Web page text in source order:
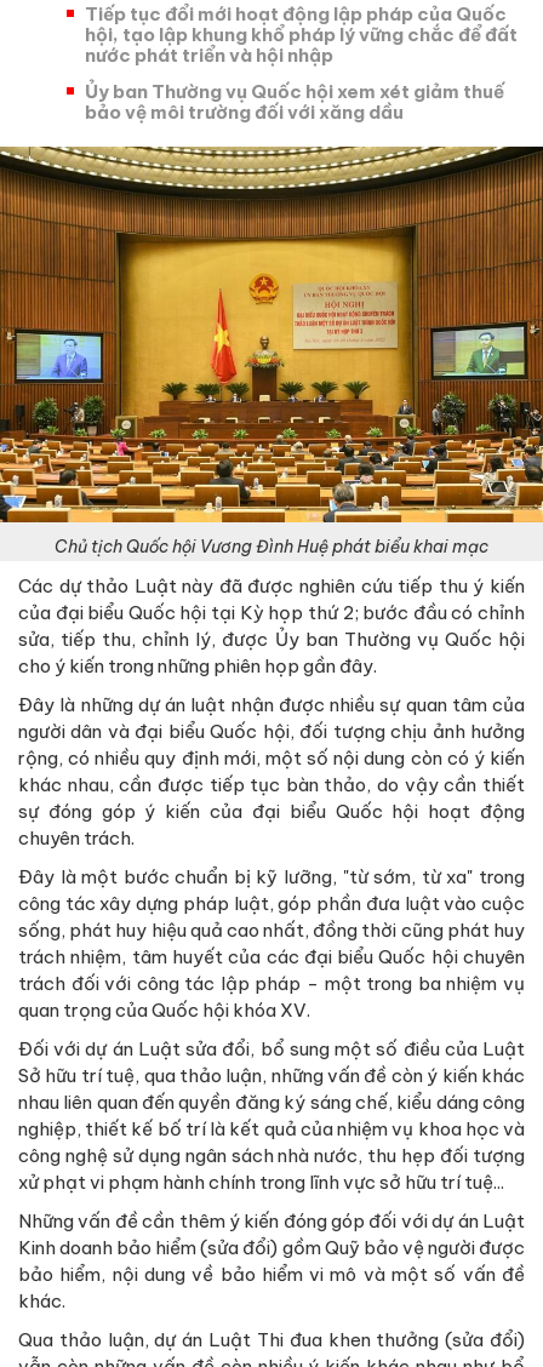
Tiếp tục đổi mới hoạt động lập pháp của Quốc
hội, tạo lập khung khổ pháp lý vững chắc để đất
nước phát triển và hội nhập
Ủy ban Thường vụ Quốc hội xem xét giảm thuế
bảo vệ môi trường đối với xăng dầu
Chủ tịch Quốc hội Vương Đình Huệ phát biểu khai mạc
Các dự thảo Luật này đã được nghiên cứu tiếp thu ý kiến
của đại biểu Quốc hội tại Kỳ họp thứ 2; bước đầu có chỉnh
sửa, tiếp thu, chỉnh lý, được Ủy ban Thường vụ Quốc hội
cho ý kiến trong những phiên họp gần đây.
Đây là những dự án luật nhận được nhiều sự quan tâm của
người dân và đại biểu Quốc hội, đối tượng chịu ảnh hưởng
rộng, có nhiều quy định mới, một số nội dung còn có ý kiến
khác nhau, cần được tiếp tục bàn thảo, do vậy cần thiết
sự đóng góp ý kiến của đại biểu Quốc hội hoạt động
chuyên trách.
Đây là một bước chuẩn bị kỹ lưỡng, "từ sớm, từ xa" trong
công tác xây dựng pháp luật, góp phần đưa luật vào cuộc
sống, phát huy hiệu quả cao nhất, đồng thời cũng phát huy
trách nhiệm, tâm huyết của các đại biểu Quốc hội chuyên
trách đối với công tác lập pháp - một trong ba nhiệm vụ
quan trọng của Quốc hội khóa XV.
Đối với dự án Luật sửa đổi, bổ sung một số điều của Luật
Sở hữu trí tuệ, qua thảo luận, những vấn đề còn ý kiến khác
nhau liên quan đến quyền đăng ký sáng chế, kiểu dáng công
nghiệp, thiết kế bố trí là kết quả của nhiệm vụ khoa học và
công nghệ sử dụng ngân sách nhà nước, thu hẹp đối tượng
xử phạt vi phạm hành chính trong lĩnh vực sở hữu trí tuệ...
Những vấn đề cần thêm ý kiến đóng góp đối với dự án Luật
Kinh doanh bảo hiểm (sửa đổi) gồm Quỹ bảo vệ người được
bảo hiểm, nội dung về bảo hiểm vi mô và một số vấn đề
khác.
Qua thảo luận, dự án Luật Thi đua khen thưởng (sửa đổi)